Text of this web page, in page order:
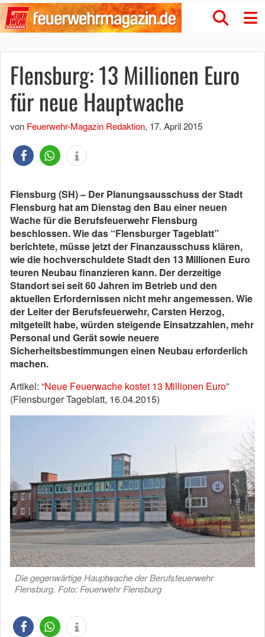
Flensburg: 13 Millionen Euro
für neue Hauptwache
von Feuerwehr-Magazin Redaktion, 17. April 2015
Flensburg (SH) – Der Planungsausschuss der Stadt
Flensburg hat am Dienstag den Bau einer neuen
Wache für die Berufsfeuerwehr Flensburg
beschlossen. Wie das “Flensburger Tageblatt”
berichtete, müsse jetzt der Finanzausschuss klären,
wie die hochverschuldete Stadt den 13 Millionen Euro
teuren Neubau finanzieren kann. Der derzeitige
Standort sei seit 60 Jahren im Betrieb und den
aktuellen Erfordernissen nicht mehr angemessen. Wie
der Leiter der Berufsfeuerwehr, Carsten Herzog,
mitgeteilt habe, würden steigende Einsatzzahlen, mehr
Personal und Gerät sowie neuere
Sicherheitsbestimmungen einen Neubau erforderlich
machen.
Artikel: “Neue Feuerwache kostet 13 Millionen Euro”
(Flensburger Tageblatt, 16.04.2015)
Die gegenwärtige Hauptwache der Berufsfeuerwehr
Flensburg. Foto: Feuerwehr Flensburg